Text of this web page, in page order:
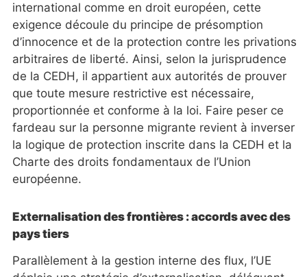
international comme en droit européen, cette
exigence découle du principe de présomption
d’innocence et de la protection contre les privations
arbitraires de liberté. Ainsi, selon la jurisprudence
de la CEDH, il appartient aux autorités de prouver
que toute mesure restrictive est nécessaire,
proportionnée et conforme à la loi. Faire peser ce
fardeau sur la personne migrante revient à inverser
la logique de protection inscrite dans la CEDH et la
Charte des droits fondamentaux de l’Union
européenne.
Externalisation des frontières : accords avec des
pays tiers
Parallèlement à la gestion interne des flux, l’UE